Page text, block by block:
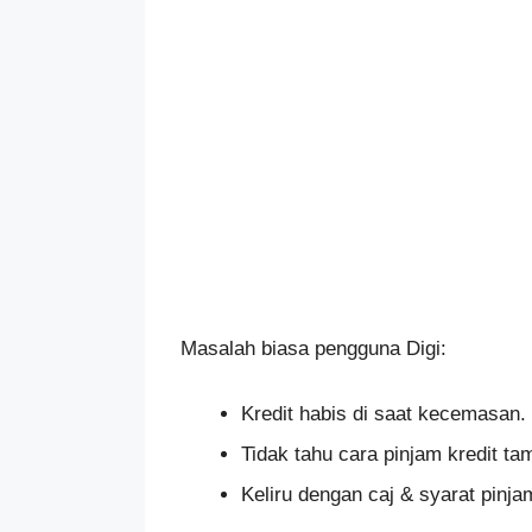
Masalah biasa pengguna Digi:
Kredit habis di saat kecemasan.
Tidak tahu cara pinjam kredit
Keliru dengan caj & syarat